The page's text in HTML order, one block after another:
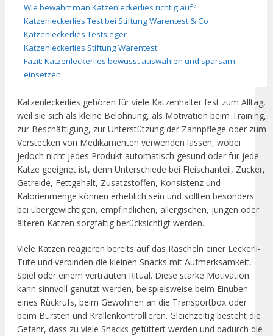
Wie bewahrt man Katzenleckerlies richtig auf?
Katzenleckerlies Test bei Stiftung Warentest & Co
Katzenleckerlies Testsieger
Katzenleckerlies Stiftung Warentest
Fazit: Katzenleckerlies bewusst auswählen und sparsam
einsetzen
Katzenleckerlies gehören für viele Katzenhalter fest zum Alltag,
weil sie sich als kleine Belohnung, als Motivation beim Training,
zur Beschäftigung, zur Unterstützung der Zahnpflege oder zum
Verstecken von Medikamenten verwenden lassen, wobei
jedoch nicht jedes Produkt automatisch gesund oder für jede
Katze geeignet ist, denn Unterschiede bei Fleischanteil, Zucker,
Getreide, Fettgehalt, Zusatzstoffen, Konsistenz und
Kalorienmenge können erheblich sein und sollten besonders
bei übergewichtigen, empfindlichen, allergischen, jungen oder
älteren Katzen sorgfältig berücksichtigt werden.
Viele Katzen reagieren bereits auf das Rascheln einer Leckerli-
Tüte und verbinden die kleinen Snacks mit Aufmerksamkeit,
Spiel oder einem vertrauten Ritual. Diese starke Motivation
kann sinnvoll genutzt werden, beispielsweise beim Einüben
eines Rückrufs, beim Gewöhnen an die Transportbox oder
beim Bürsten und Krallenkontrollieren. Gleichzeitig besteht die
Gefahr, dass zu viele Snacks gefüttert werden und dadurch die